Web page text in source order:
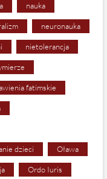
nauka
neuronauka
nietolerancja
fatimskie
dzieci Oława
Ordo Iuris